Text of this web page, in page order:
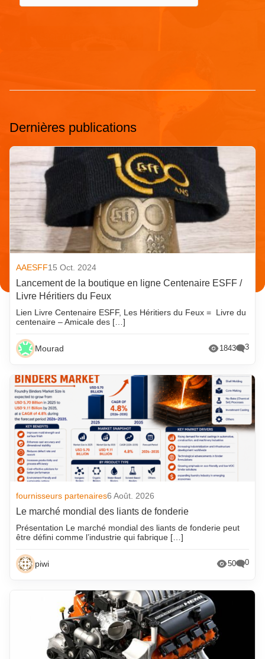
Dernières publications
AAESFF15 Oct. 2024
Lancement de la boutique en ligne Centenaire ESFF /
Livre Héritiers du Feux
Lien Livre Centenaire ESFF, Les Héritiers du Feux = Livre du
centenaire – Amicale des […]
Mourad 1843 3
fournisseurs partenaires6 Août. 2026
Le marché mondial des liants de fonderie
Présentation Le marché mondial des liants de fonderie peut
être défini comme l’industrie qui fabrique […]
piwi 50 0